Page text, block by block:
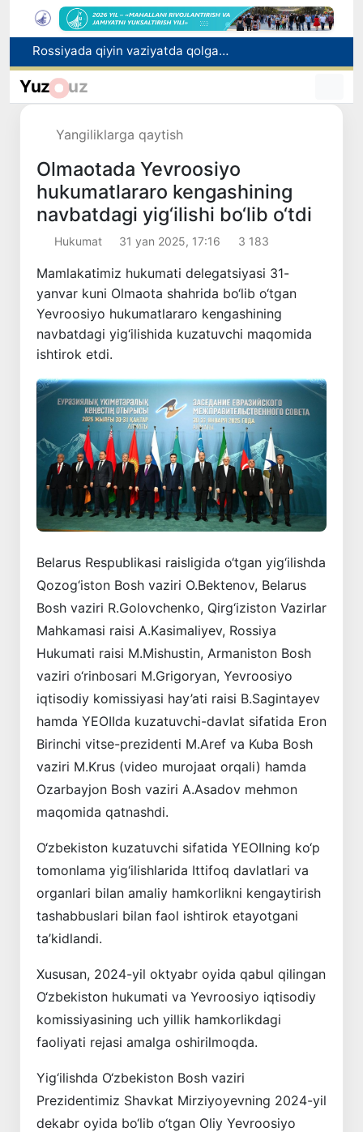
2030 yilgacha xavfli chiqindilarni qayta ishlash darajasi 20 foizga yetkaziladi
Oʻzbekiston ilk bor Xalqaro informatika olimpiadasi — IOI 2026ga mezbonlik qiladi
Yuz uz
Yangiliklarga qaytish
Olmaotada Yevroosiyo
hukumatlararo kengashining
navbatdagi yig‘ilishi bo‘lib o‘tdi
Hukumat 31 yan 2025, 17:16 3 183
Mamlakatimiz hukumati delegatsiyasi 31-
yanvar kuni Olmaota shahrida bo‘lib o‘tgan
Yevroosiyo hukumatlararo kengashining
navbatdagi yig‘ilishida kuzatuvchi maqomida
ishtirok etdi.
Belarus Respublikasi raisligida o‘tgan yig‘ilishda
Qozog‘iston Bosh vaziri O.Bektenov, Belarus
Bosh vaziri R.Golovchenko, Qirg‘iziston Vazirlar
Mahkamasi raisi A.Kasimaliyev, Rossiya
Hukumati raisi M.Mishustin, Armaniston Bosh
vaziri o‘rinbosari M.Grigoryan, Yevroosiyo
iqtisodiy komissiyasi hay’ati raisi B.Sagintayev
hamda YEOIIda kuzatuvchi-davlat sifatida Eron
Birinchi vitse-prezidenti M.Aref va Kuba Bosh
vaziri M.Krus (video murojaat orqali) hamda
Ozarbayjon Bosh vaziri A.Asadov mehmon
maqomida qatnashdi.
O‘zbekiston kuzatuvchi sifatida YEOIIning ko‘p
tomonlama yig‘ilishlarida Ittifoq davlatlari va
organlari bilan amaliy hamkorlikni kengaytirish
tashabbuslari bilan faol ishtirok etayotgani
ta’kidlandi.
Xususan, 2024-yil oktyabr oyida qabul qilingan
O‘zbekiston hukumati va Yevroosiyo iqtisodiy
komissiyasining uch yillik hamkorlikdagi
faoliyati rejasi amalga oshirilmoqda.
Yig‘ilishda O‘zbekiston Bosh vaziri
Prezidentimiz Shavkat Mirziyoyevning 2024-yil
dekabr oyida bo‘lib o‘tgan Oliy Yevroosiyo